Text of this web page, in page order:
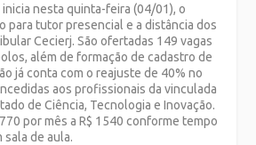
inicia nesta quinta-feira (04/01), o
para tutor presencial e a distância dos
Cecierj. São ofertadas 149 vagas
além de formação de cadastro de
já conta com o reajuste de 40% no
aos profissionais da vinculada
de Ciência, Tecnologia e Inovação.
por mês a R$ 1540 conforme tempo
sala de aula.